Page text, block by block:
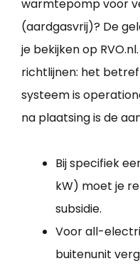
warmtepomp voor
(aardgasvrij)? De
je bekijken op
richtlijnen: het
systeem is
na plaatsing is de
Bij specifiek
kW) moet je
subsidie.
Voor all-
buitenunit